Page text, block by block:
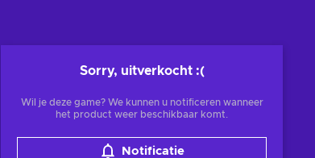
Sorry, uitverkocht :(
Wil je deze game? We kunnen u notificeren wanneer
het product weer beschikbaar komt.
Notificatie